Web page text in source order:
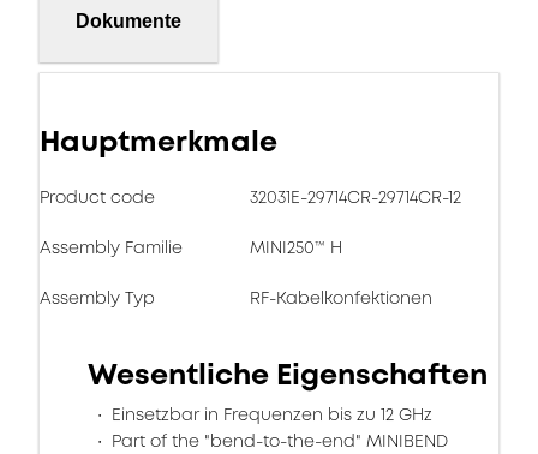
Dokumente
Hauptmerkmale
Product code 32031E-29714CR-29714CR-12
Assembly Familie MINI250™ H
Assembly Typ RF-Kabelkonfektionen
Wesentliche Eigenschaften
Einsetzbar in Frequenzen bis zu 12 GHz
Part of the "bend-to-the-end" MINIBEND